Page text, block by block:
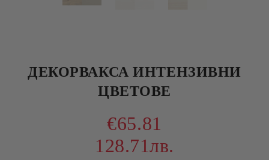
ДЕКОРВАКСА ИНТЕНЗИВНИ
ЦВЕТОВЕ
€65.81
128.71лв.